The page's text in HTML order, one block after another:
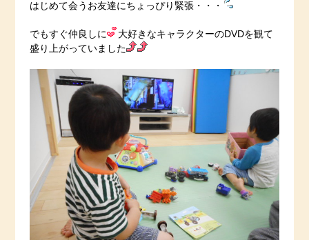
はじめて会うお友達にちょっぴり緊張・・・
でもすぐ仲良しに
大好きなキャラクターのDVDを観て
盛り上がっていました